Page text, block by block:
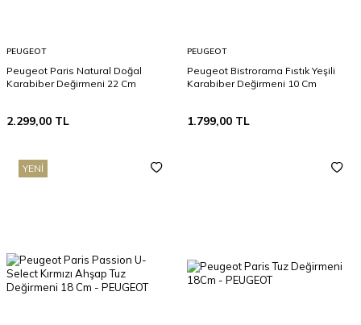
PEUGEOT
Peugeot Paris Natural Doğal
Karabiber Değirmeni 22 Cm
2.299,00 TL
PEUGEOT
Peugeot Bistrorama Fıstık Yeşili
Karabiber Değirmeni 10 Cm
1.799,00 TL
YENI